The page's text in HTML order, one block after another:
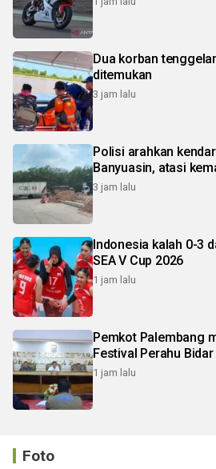
Dua korban
ditemukan
3 jam lalu
Polisi arahkan
Banyuasin, atasi
3 jam lalu
Indonesia kalah 0-3
SEA V Cup 2026
1 jam lalu
Pemkot Palembang
Festival Perahu Bidar
1 jam lalu
Foto